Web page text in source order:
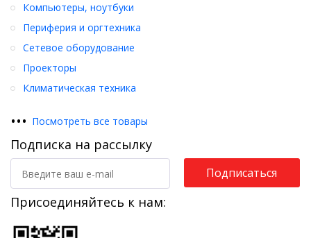
Компьютеры, ноутбуки
Периферия и оргтехника
Сетевое оборудование
Проекторы
Климатическая техника
••• Посмотреть все товары
Подписка на рассылку
Подписаться
Присоединяйтесь к нам: